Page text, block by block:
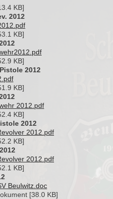
KB]
2012
KB]
KB]
2012
KB]
2012.pdf
KB]
2012
2012.pdf
KB]
2012.pdf
KB]
Beulwitz.doc
[38.0 KB]